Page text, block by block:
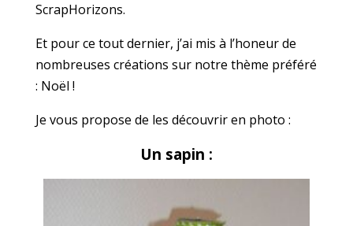
ScrapHorizons.
Et pour ce tout dernier, j’ai mis à l’honeur de
nombreuses créations sur notre thème préféré
: Noël !
Je vous propose de les découvrir en photo :
Un sapin :